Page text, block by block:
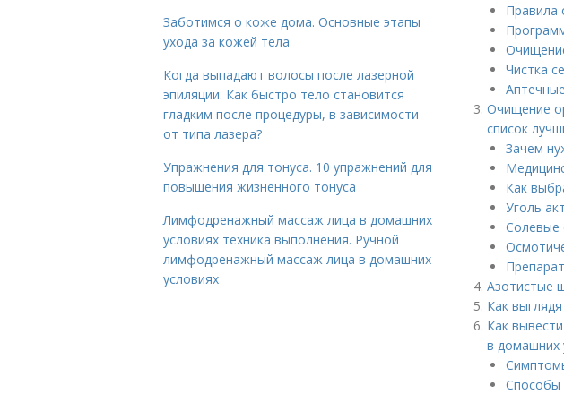
Правила
Чистка
Очищение
список
Зачем
Как
Уголь
Солевые
Азотистые
Как
Как
в домашних
Способы
Заботимся о коже дома. Основные этапы
ухода за кожей тела
Когда выпадают волосы после лазерной
эпиляции. Как быстро тело становится
гладким после процедуры, в зависимости
от типа лазера?
Упражнения для тонуса. 10 упражнений для
повышения жизненного тонуса
Лимфодренажный массаж лица в домашних
условиях техника выполнения. Ручной
лимфодренажный массаж лица в домашних
условиях